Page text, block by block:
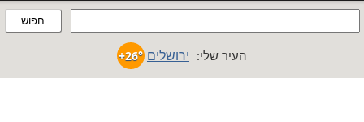
חפוש
אמריקה
העיר שלי: ירושלים +26°